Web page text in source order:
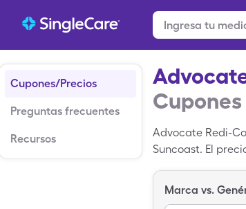
Cupones/Precios
Preguntas frecuentes
Recursos
Advocate Redi-
Suncoast. El
Marca vs.